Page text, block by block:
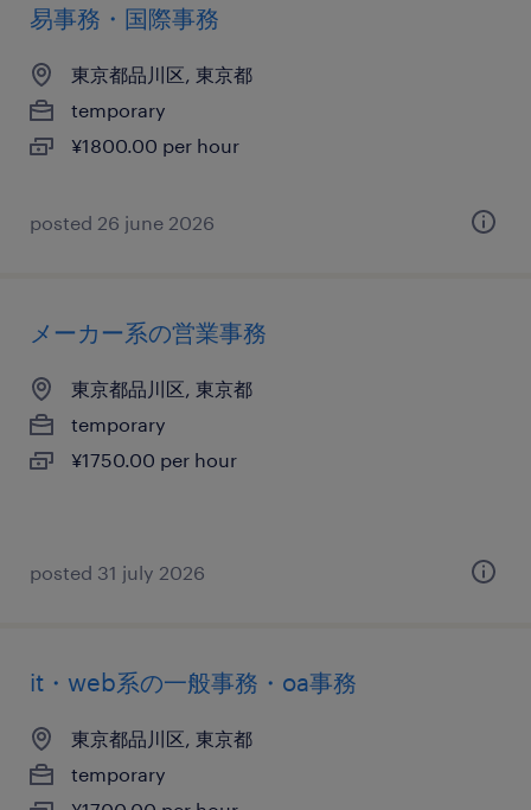
易事務・国際事務
東京都品川区, 東京都
temporary
¥1800.00 per hour
posted 26 june 2026
メーカー系の営業事務
東京都品川区, 東京都
temporary
¥1750.00 per hour
posted 31 july 2026
it・web系の一般事務・oa事務
東京都品川区, 東京都
temporary